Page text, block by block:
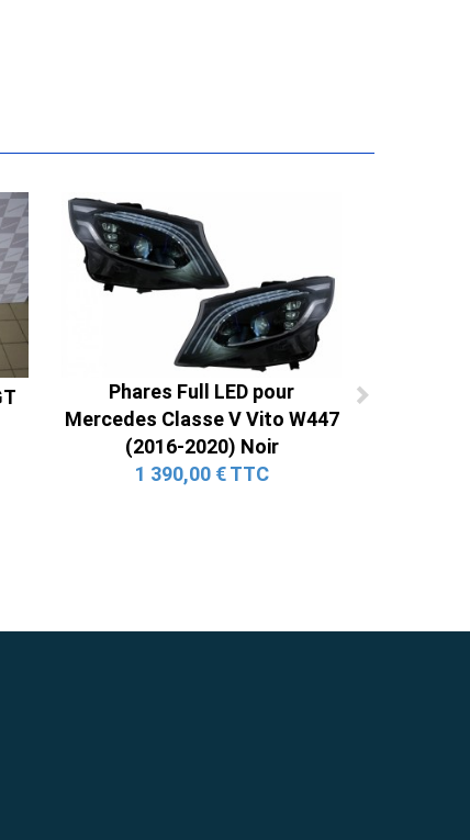
Phares Full LED pour
Mercedes Classe V Vito W447
(2016-2020) Noir
1 390,00 € TTC